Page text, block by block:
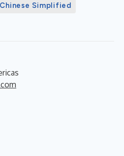
Chinese Simplified